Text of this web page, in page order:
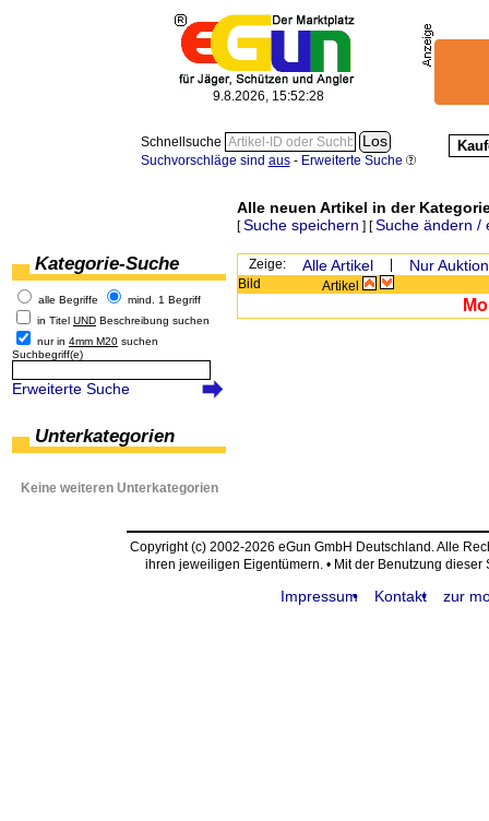
9.8.2026, 15:52:28
Schnellsuche
Suchvorschläge sind aus- Erweiterte Suche
Alle neuen Artikel in der
[Suche speichern ] [Suche ändern /
Kategorie-Suche
alle Begriffe
mind. 1 Begriff
in Titel UND Beschreibung suchen
nur in 4mm M20 suchen
Suchbegriff(e)
Erweiterte Suche
Unterkategorien
Keine weiteren Unterkategorien
Zeige: Alle Artikel Nur
Bild Artikel
Copyright (c) 2002-2026 eGun GmbH Deutschland. Alle
ihren jeweiligen Eigentümern. • Mit der Benutzung
Impressum Kontakt zur